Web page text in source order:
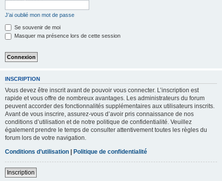
J’ai oublié mon mot de passe
Se souvenir de moi
Masquer ma présence lors de cette session
INSCRIPTION
Vous devez être inscrit avant de pouvoir vous connecter. L’inscription est
rapide et vous offre de nombreux avantages. Les administrateurs du forum
peuvent accorder des fonctionnalités supplémentaires aux utilisateurs inscrits.
Avant de vous inscrire, assurez-vous d’avoir pris connaissance de nos
conditions d’utilisation et de notre politique de confidentialité. Veuillez
également prendre le temps de consulter attentivement toutes les règles du
forum lors de votre navigation.
Conditions d’utilisation
Politique de confidentialité
Inscription